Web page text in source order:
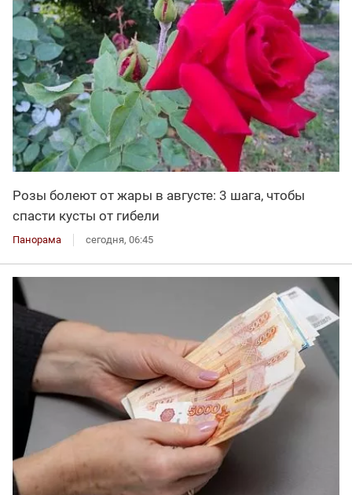
Розы болеют от жары в августе: 3 шага, чтобы
спасти кусты от гибели
Панорама сегодня, 06:45